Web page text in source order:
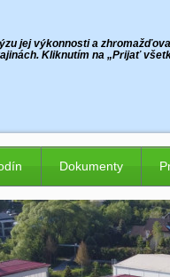
Dokumenty
jej výkonnosti a
Kliknutím na „Prijať